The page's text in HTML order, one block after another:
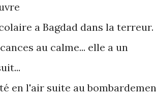
a Bagdad dans la terreur.
au calme... elle a un
en l'air suite au